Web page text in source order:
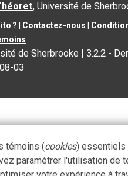
, Université de
? Contactez-nous
de Sherbrooke |3.2.2 -
03
témoins (cookies) essentiels
paramétrer l'utilisation de